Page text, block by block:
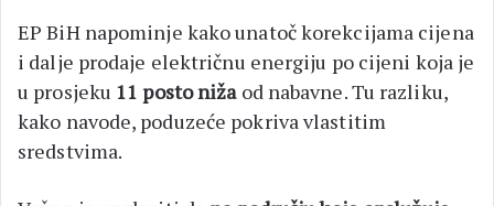
EP BiH napominje kako unatoč korekcijama cijena
i dalje prodaje električnu energiju po cijeni koja je
u prosjeku 11 posto nižaod nabavne. Tu razliku,
kako navode, poduzeće pokriva vlastitim
sredstvima.